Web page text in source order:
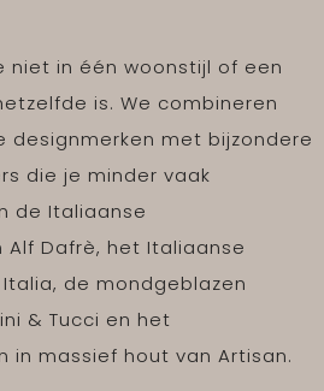
niet in één woonstijl of een
is. We combineren
designmerken met bijzondere
die je minder vaak
de Italiaanse
Dafrè, het Italiaanse
de mondgeblazen
& Tucci en het
in massief hout van Artisan.